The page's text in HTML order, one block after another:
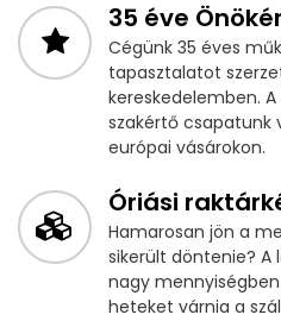
35 éve
Cégünk 35 éves
tapasztalatot
kereskedelemben.
szakértő csapatunk
európai vásárokon.
Óriási
Hamarosan jön a
sikerült döntenie? A
nagy
heteket várnia a